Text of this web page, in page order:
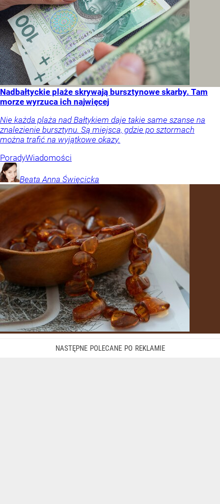
Nadbałtyckie plaże skrywają bursztynowe skarby. Tam
morze wyrzuca ich najwięcej
Nie każda plaża nad Bałtykiem daje takie same szanse na
znalezienie bursztynu. Są miejsca, gdzie po sztormach
można trafić na wyjątkowe okazy.
PoradyWiadomości
Beata Anna Święcicka